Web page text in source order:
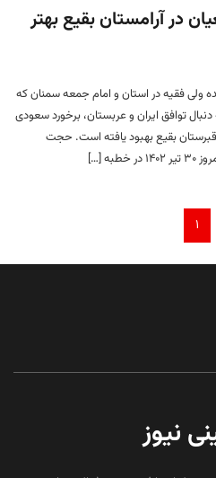
در آرامستان بقیع بهتر
ولی فقیه در استان و امام جمعه سمنان که
گفت: به دنبال توافق ایران و عربستان، برخورد سعودی
بقیع بهبود یافته است. حجت
[…]
۱
نیوز